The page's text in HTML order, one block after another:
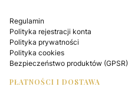
Regulamin
Polityka rejestracji konta
Polityka prywatności
Polityka cookies
Bezpieczeństwo produktów (GPSR)
PŁATNOŚCI I DOSTAWA